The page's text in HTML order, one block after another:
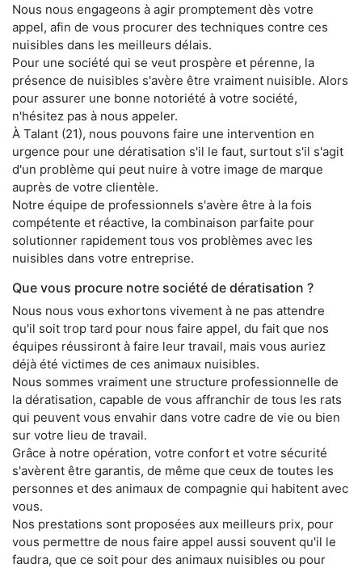
Nous nous engageons à agir promptement dès votre
appel, afin de vous procurer des techniques contre ces
nuisibles dans les meilleurs délais.
Pour une société qui se veut prospère et pérenne, la
présence de nuisibles s'avère être vraiment nuisible. Alors
pour assurer une bonne notoriété à votre société,
n'hésitez pas à nous appeler.
À Talant (21), nous pouvons faire une intervention en
urgence pour une dératisation s'il le faut, surtout s'il s'agit
d'un problème qui peut nuire à votre image de marque
auprès de votre clientèle.
Notre équipe de professionnels s'avère être à la fois
compétente et réactive, la combinaison parfaite pour
solutionner rapidement tous vos problèmes avec les
nuisibles dans votre entreprise.
Que vous procure notre société de dératisation ?
Nous nous vous exhortons vivement à ne pas attendre
qu'il soit trop tard pour nous faire appel, du fait que nos
équipes réussiront à faire leur travail, mais vous auriez
déjà été victimes de ces animaux nuisibles.
Nous sommes vraiment une structure professionnelle de
la dératisation, capable de vous affranchir de tous les rats
qui peuvent vous envahir dans votre cadre de vie ou bien
sur votre lieu de travail.
Grâce à notre opération, votre confort et votre sécurité
s'avèrent être garantis, de même que ceux de toutes les
personnes et des animaux de compagnie qui habitent avec
vous.
Nos prestations sont proposées aux meilleurs prix, pour
vous permettre de nous faire appel aussi souvent qu'il le
faudra, que ce soit pour des animaux nuisibles ou pour